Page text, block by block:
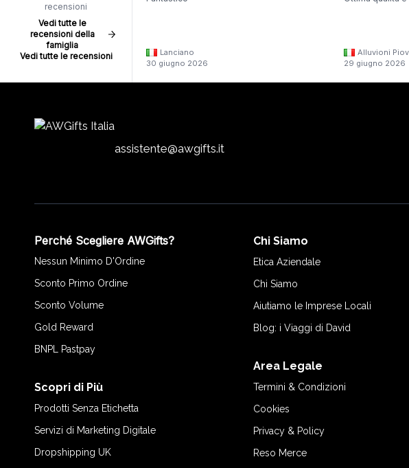
recensioni
Vedi tutte le
recensioni della
famiglia
Vedi tutte le recensioni
Lanciano
30 giugno 2026
Alluvioni
29 giugno 2026
assistente@awgifts.it
Perché Scegliere AWGifts?
Nessun Minimo D'Ordine
Sconto Primo Ordine
Sconto Volume
Gold Reward
BNPL Pastpay
Scopri di Più
Prodotti Senza Etichetta
Servizi di Marketing Digitale
Dropshipping UK
Chi Siamo
Etica Aziendale
Chi Siamo
Aiutiamo le Imprese Locali
Blog: i Viaggi di David
Area Legale
Termini & Condizioni
Cookies
Privacy & Policy
Reso Merce